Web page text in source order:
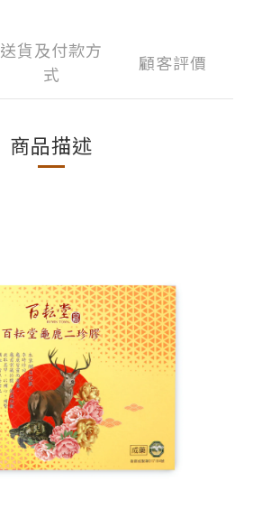
送貨及付款方
式
顧客評價
商品描述